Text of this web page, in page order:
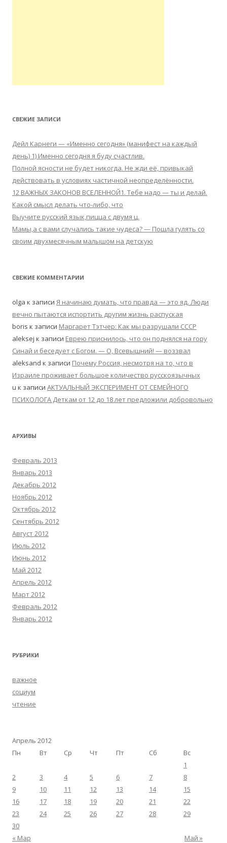
СВЕЖИЕ ЗАПИСИ
Дейл Карнеги — «Именно сегодня» (манифест на каждый
день) 1) Именно сегодня я буду счастлив.
Полной ясности не будет никогда. Не жди её, привыкай
действовать в условиях частичной неопределённости.
12 ВАЖНЫХ ЗАКОНОВ ВСЕЛЕННОЙ1. Тебе надо — ты и делай.
Какой смысл делать что-либо, что
Выучите русский язык,пицца с двумя ц.
Мамы,а с вами случались такие чудеса? — Пошла гулять со
своим двухмесячным малышом на детскую
СВЕЖИЕ КОММЕНТАРИИ
olga к записи Я начинаю думать, что правда — это яд. Люди
вечно пытаются испортить другим жизнь распуская
boris к записи Маргарет Тэтчер: Как мы разрушали СССР
aleksej к записи Еврею приснилось, что он поднялся на гору
Синай и беседует с Богом. — О, Всевышний! — воззвал
aleksand к записи Почему Россия, несмотря на то, что в
Израиле проживает большое количество русскоязычных
u к записи АКТУАЛЬНЫЙ ЭКСПЕРИМЕНТ ОТ СЕМЕЙНОГО
ПСИХОЛОГА Деткам от 12 до 18 лет предложили добровольно
АРХИВЫ
Февраль 2013
Январь 2013
Декабрь 2012
Ноябрь 2012
Октябрь 2012
Сентябрь 2012
Август 2012
Июль 2012
Июнь 2012
Май 2012
Апрель 2012
Март 2012
Февраль 2012
Январь 2012
РУБРИКИ
важное
социум
чтение
Апрель 2012
Пн
Вт Ср Чт Пт Сб Вс
« Мар Май »
1
2
3 4 5 6 7
8
9
10 11 12 13 14
15
16
17 18 19 20 21
22
23
24 25 26 27 28
29
30